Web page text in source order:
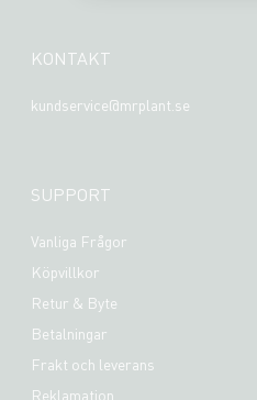
KONTAKT
kundservice@mrplant.se
SUPPORT
Vanliga Frågor
Köpvillkor
Retur & Byte
Betalningar
Frakt och leverans
Reklamation